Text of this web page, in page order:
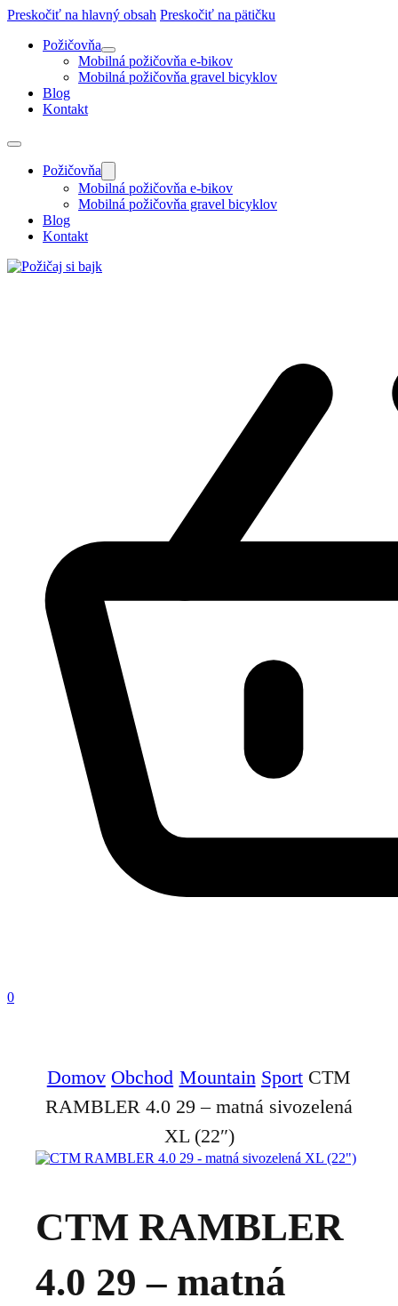
Preskočiť na hlavný obsah Preskočiť na pätičku
Požičovňa
Mobilná požičovňa e-bikov
Mobilná požičovňa gravel bicyklov
Blog
Kontakt
Požičovňa
Mobilná požičovňa e-bikov
Mobilná požičovňa gravel bicyklov
Blog
Kontakt
0
Domov Obchod Mountain Sport CTM
RAMBLER 4.0 29 – matná sivozelená
XL (22″)
CTM RAMBLER
4.0 29 – matná